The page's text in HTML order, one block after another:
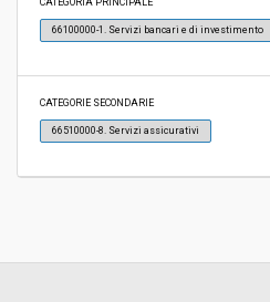
CATEGORIA PRINCIPALE
66100000-1. Servizi bancari e di investimento
CATEGORIE SECONDARIE
66510000-8. Servizi assicurativi